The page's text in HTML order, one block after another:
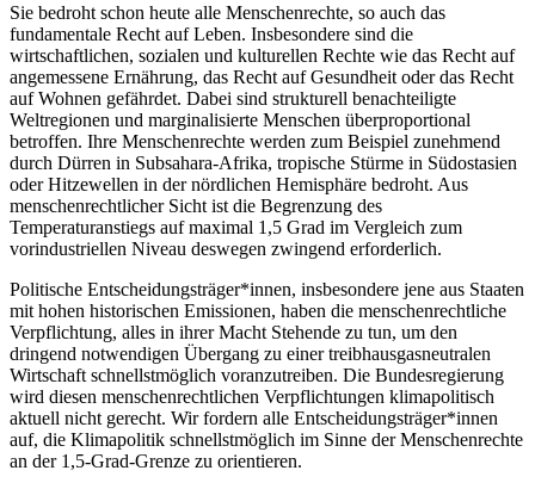
Sie bedroht schon heute alle Menschenrechte, so auch das
fundamentale Recht auf Leben. Insbesondere sind die
wirtschaftlichen, sozialen und kulturellen Rechte wie das Recht auf
angemessene Ernährung, das Recht auf Gesundheit oder das Recht
auf Wohnen gefährdet. Dabei sind strukturell benachteiligte
Weltregionen und marginalisierte Menschen überproportional
betroffen. Ihre Menschenrechte werden zum Beispiel zunehmend
durch Dürren in Subsahara-Afrika, tropische Stürme in Südostasien
oder Hitzewellen in der nördlichen Hemisphäre bedroht. Aus
menschenrechtlicher Sicht ist die Begrenzung des
Temperaturanstiegs auf maximal 1,5 Grad im Vergleich zum
vorindustriellen Niveau deswegen zwingend erforderlich.
Politische Entscheidungsträger*innen, insbesondere jene aus Staaten
mit hohen historischen Emissionen, haben die menschenrechtliche
Verpflichtung, alles in ihrer Macht Stehende zu tun, um den
dringend notwendigen Übergang zu einer treibhausgasneutralen
Wirtschaft schnellstmöglich voranzutreiben. Die Bundesregierung
wird diesen menschenrechtlichen Verpflichtungen klimapolitisch
aktuell nicht gerecht. Wir fordern alle Entscheidungsträger*innen
auf, die Klimapolitik schnellstmöglich im Sinne der Menschenrechte
an der 1,5-Grad-Grenze zu orientieren.